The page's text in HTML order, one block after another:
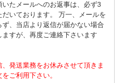
たメールへのお返事は、必ず3
いております。 万一、メールを
、当店より返信が届かない場合
すが、再度ご連絡下さいます
発送業務をお休みさせて頂きま
ご利用下さい。